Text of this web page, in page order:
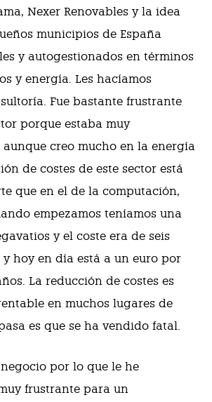
Nexer Renovables y la idea
municipios de España
y autogestionados en términos
y energía. Les hacíamos
Fue bastante frustrante
porque estaba muy
creo mucho en la energía
de costes de este sector está
que en el de la computación,
empezamos teníamos una
y el coste era de seis
hoy en día está a un euro por
La reducción de costes es
en muchos lugares de
es que se ha vendido fatal.
negocio por lo que le he
frustrante para un